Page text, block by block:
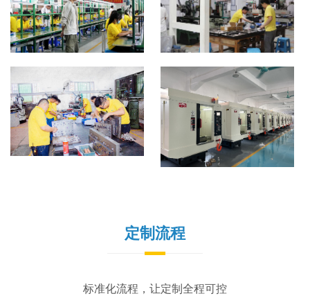
定制流程
标准化流程，让定制全程可控